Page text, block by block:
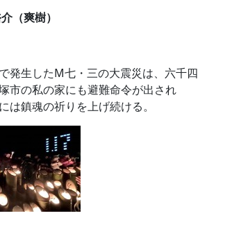
爽樹）
発生したM七・三の大震災は、六千四
市の私の家にも避難命令が出され
鎮魂の祈りを上げ続ける。